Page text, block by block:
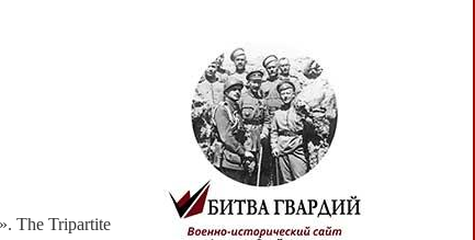
The Tripartite